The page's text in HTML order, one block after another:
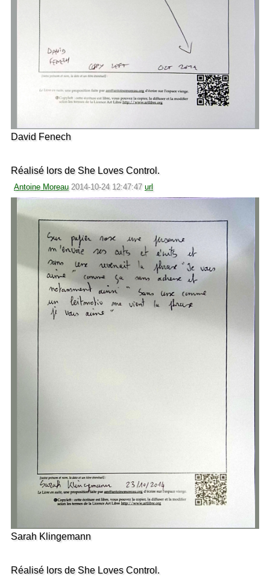
David Fenech
Réalisé lors de She Loves Control.
Antoine Moreau 2014-10-24 12:47:47 url
Sarah Klingemann
Réalisé lors de She Loves Control.